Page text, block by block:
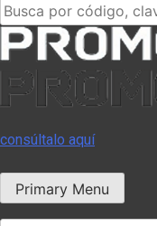
consúltalo aquí
Primary Menu